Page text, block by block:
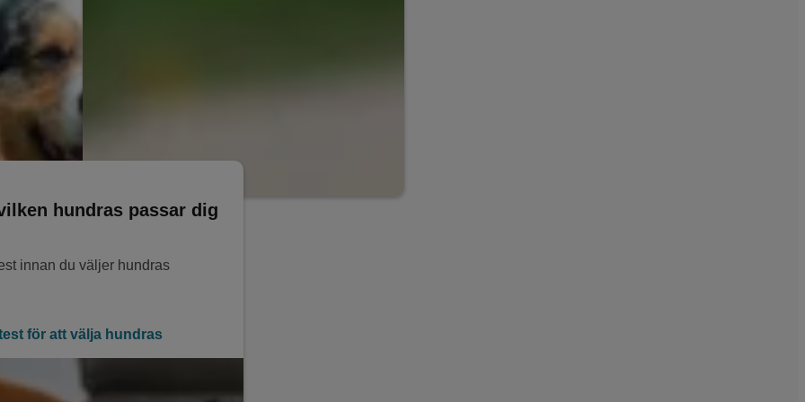
hundras passar dig
innan du väljer hundras
för att välja hundras